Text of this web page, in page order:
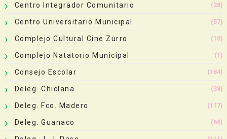
Centro Integrador Comunitario (28)
Centro Universitario Municipal (57)
Complejo Cultural Cine Zurro (10)
Complejo Natatorio Municipal (1)
Consejo Escolar (184)
Deleg. Chiclana (38)
Deleg. Fco. Madero (117)
Deleg. Guanaco (66)